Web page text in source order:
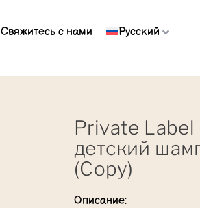
Свяжитесь с нами Русский
Private
детский
(Copy)
Описание: